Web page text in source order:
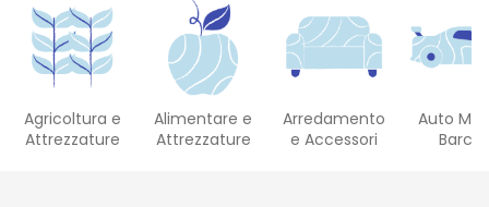
Agricoltura e
Attrezzature
Alimentare e
Attrezzature
Arredamento
e Accessori
Auto